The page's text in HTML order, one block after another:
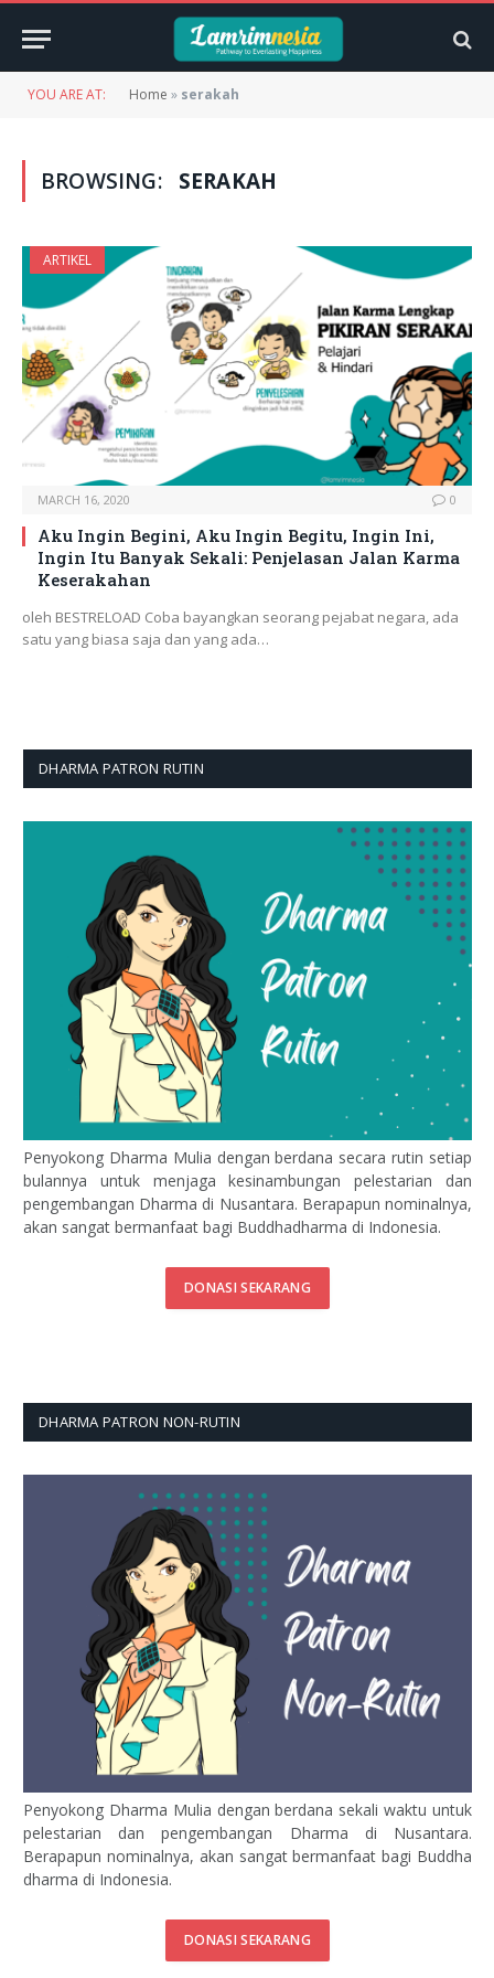
YOU ARE AT: Home » serakah
BROWSING: SERAKAH
ARTIKEL
MARCH 16, 2020 0
Aku Ingin Begini, Aku Ingin Begitu, Ingin Ini,
Ingin Itu Banyak Sekali: Penjelasan Jalan Karma
Keserakahan
oleh BESTRELOAD Coba bayangkan seorang pejabat negara, ada
satu yang biasa saja dan yang ada…
DHARMA PATRON RUTIN
Penyokong Dharma Mulia dengan berdana secara rutin setiap
bulannya untuk menjaga kesinambungan pelestarian dan
pengembangan Dharma di Nusantara. Berapapun nominalnya,
akan sangat bermanfaat bagi Buddhadharma di Indonesia.
DONASI SEKARANG
DHARMA PATRON NON-RUTIN
Penyokong Dharma Mulia dengan berdana sekali waktu untuk
pelestarian dan pengembangan Dharma di Nusantara.
Berapapun nominalnya, akan sangat bermanfaat bagi Buddha
dharma di Indonesia.
DONASI SEKARANG